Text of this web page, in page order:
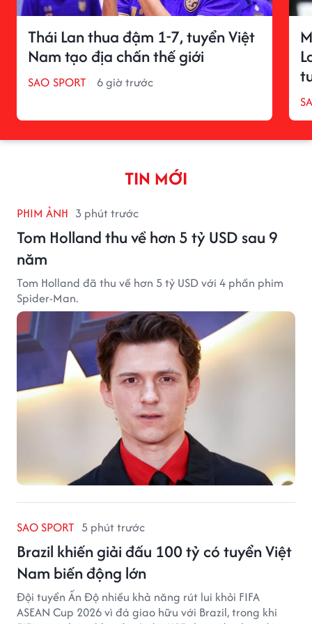
Thái Lan thua đậm 1-7, tuyển Việt
Nam tạo địa chấn thế giới
SAO SPORT 6 giờ trước
TIN MỚI
PHIM ẢNH 3 phút trước
Tom Holland thu về hơn 5 tỷ USD sau 9
năm
Tom Holland đã thu về hơn 5 tỷ USD với 4 phần phim
Spider-Man.
SAO SPORT 5 phút trước
Brazil khiến giải đấu 100 tỷ có tuyển Việt
Nam biến động lớn
Đội tuyển Ấn Độ nhiều khả năng rút lui khỏi FIFA
ASEAN Cup 2026 vì đá giao hữu với Brazil, trong khi